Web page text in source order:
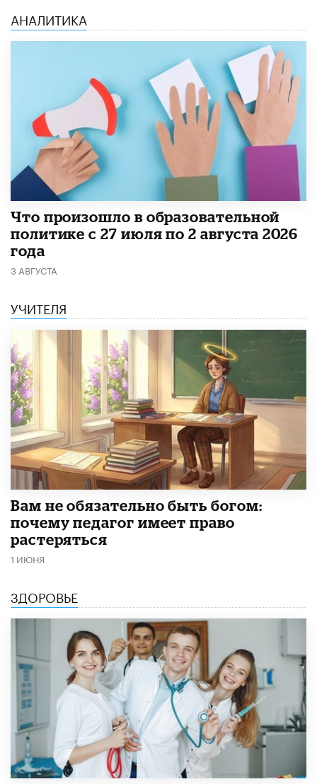
АНАЛИТИКА
​Что произошло в образовательной
политике с 27 июля по 2 августа 2026
года
3 АВГУСТА
УЧИТЕЛЯ
​Вам не обязательно быть богом:
почему педагог имеет право
растеряться
1 ИЮНЯ
ЗДОРОВЬЕ